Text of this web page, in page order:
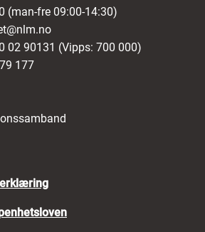
(man-fre 09:00-14:30)
02 90131 (Vipps: 700 000)
177